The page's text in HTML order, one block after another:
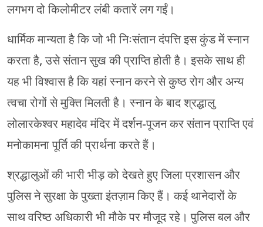
लगभग दो किलोमीटर लंबी कतारें लग गईं।
धार्मिक मान्यता है कि जो भी निःसंतान दंपत्ति इस कुंड में स्नान
करता है, उसे संतान सुख की प्राप्ति होती है। इसके साथ ही
यह भी विश्वास है कि यहां स्नान करने से कुष्ठ रोग और अन्य
त्वचा रोगों से मुक्ति मिलती है। स्नान के बाद श्रद्धालु
लोलारकेश्वर महादेव मंदिर में दर्शन-पूजन कर संतान प्राप्ति एवं
मनोकामना पूर्ति की प्रार्थना करते हैं।
श्रद्धालुओं की भारी भीड़ को देखते हुए जिला प्रशासन और
पुलिस ने सुरक्षा के पुख्ता इंतज़ाम किए हैं। कई थानेदारों के
साथ वरिष्ठ अधिकारी भी मौके पर मौजूद रहे। पुलिस बल और